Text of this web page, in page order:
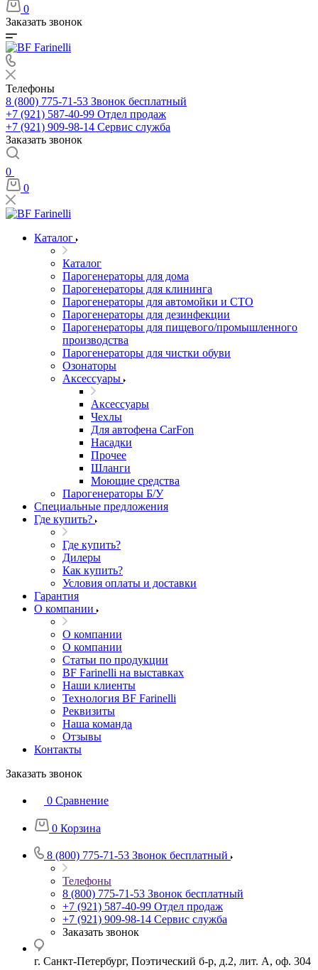
0
Заказать звонок
Телефоны
8 (800) 775-71-53 Звонок бесплатный
+7 (921) 587-40-99 Отдел продаж
+7 (921) 909-98-14 Сервис служба
Заказать звонок
0
0
Каталог
Каталог
Парогенераторы для дома
Парогенераторы для клининга
Парогенераторы для автомойки и СТО
Парогенераторы для дезинфекции
Парогенераторы для пищевого/промышленного
производства
Парогенераторы для чистки обуви
Озонаторы
Аксессуары
Аксессуары
Чехлы
Для автофена CarFon
Насадки
Прочее
Шланги
Моющие средства
Парогенераторы Б/У
Специальные предложения
Где купить?
Где купить?
Дилеры
Как купить?
Условия оплаты и доставки
Гарантия
О компании
О компании
О компании
Статьи по продукции
BF Farinelli на выставках
Наши клиенты
Технология BF Farinelli
Реквизиты
Наша команда
Отзывы
Контакты
Заказать звонок
0 Сравнение
0 Корзина
8 (800) 775-71-53 Звонок бесплатный
Телефоны
8 (800) 775-71-53 Звонок бесплатный
+7 (921) 587-40-99 Отдел продаж
+7 (921) 909-98-14 Сервис служба
Заказать звонок
г. Санкт-Петербург, Поэтический б-р, д.2, лит. А, оф. 304